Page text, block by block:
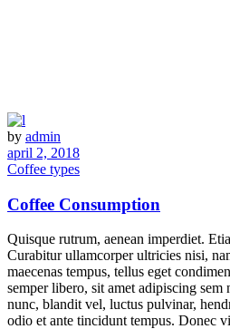
by admin
april 2, 2018
Coffee types
Coffee Consumption
Quisque rutrum, aenean imperdiet.
Curabitur ullamcorper ultricies nisi,
maecenas tempus, tellus eget
semper libero, sit amet adipiscing sem
nunc, blandit vel, luctus pulvinar,
odio et ante tincidunt tempus. Donec